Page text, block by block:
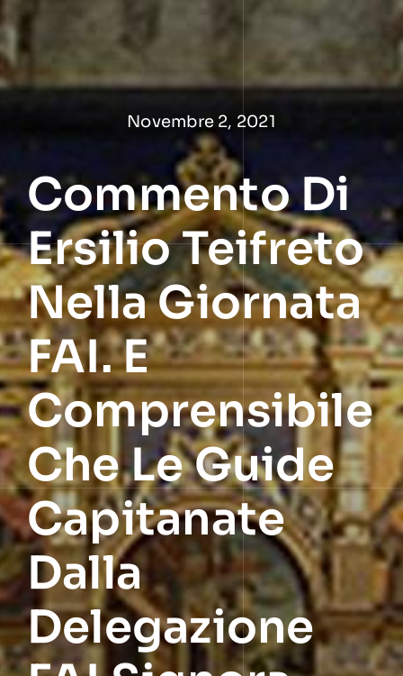
Salta
al
contenuto
Novembre 2, 2021
Commento Di
Ersilio Teifreto
Nella Giornata
FAI. E
Comprensibile
Che Le Guide
Capitanate
Dalla
Delegazione